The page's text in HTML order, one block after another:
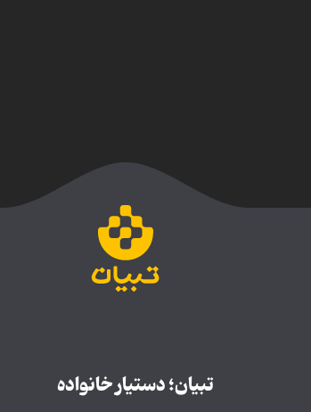
تبیان؛ دستیار خانواده